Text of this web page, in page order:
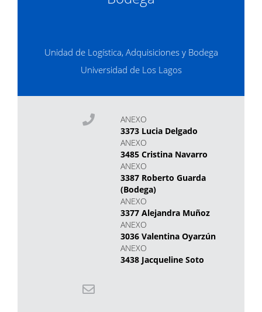
Unidad de Logística, Adquisiciones y Bodega
Universidad de Los Lagos
ANEXO
3373 Lucia Delgado
ANEXO
3485 Cristina Navarro
ANEXO
3387 Roberto Guarda
(Bodega)
ANEXO
3377 Alejandra Muñoz
ANEXO
3036 Valentina Oyarzún
ANEXO
3438 Jacqueline Soto